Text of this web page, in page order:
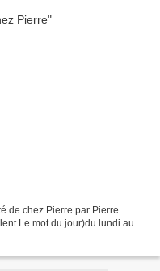
de chez Pierre par Pierre
Le mot du jour)du lundi au
podcast09/rss_11973.xml...